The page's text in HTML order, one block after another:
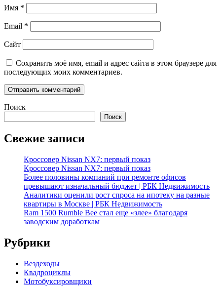
Имя *
Email *
Сайт
Сохранить моё имя, email и адрес сайта в этом браузере для
последующих моих комментариев.
Поиск
Поиск
Свежие записи
Кроссовер Nissan NX7: первый показ
Кроссовер Nissan NX7: первый показ
Более половины компаний при ремонте офисов
превышают изначальный бюджет | РБК Недвижимость
Аналитики оценили рост спроса на ипотеку на разные
квартиры в Москве | РБК Недвижимость
Ram 1500 Rumble Bee стал еще «злее» благодаря
заводским доработкам
Рубрики
Вездеходы
Квадроциклы
Мотобуксировщики